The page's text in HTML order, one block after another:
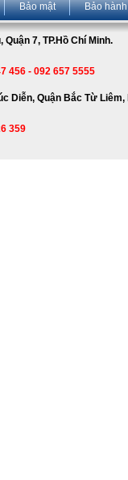
Bảo mật Bảo hành
7, TP.Hồ Chí Minh.
456 - 092 657 5555
Diễn, Quận Bắc Từ Liêm,
359